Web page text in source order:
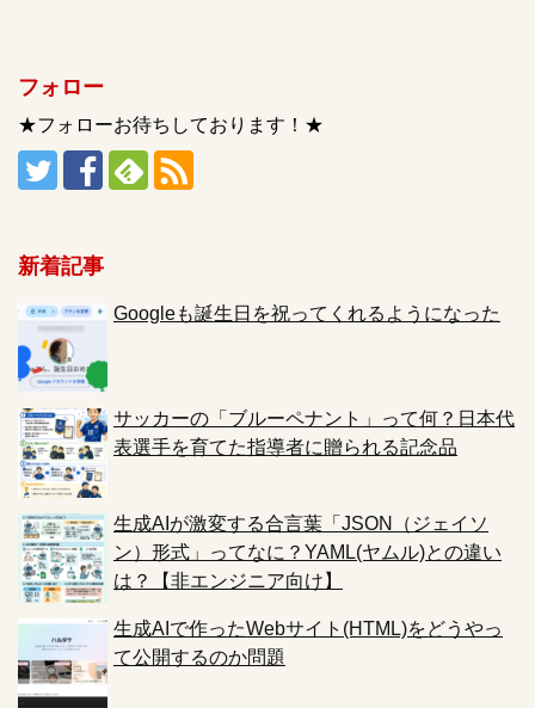
フォロー
★フォローお待ちしております！★
新着記事
Googleも誕生日を祝ってくれるようになった
サッカーの「ブルーペナント」って何？日本代
表選手を育てた指導者に贈られる記念品
生成AIが激変する合言葉「JSON（ジェイソ
ン）形式」ってなに？YAML(ヤムル)との違い
は？【非エンジニア向け】
生成AIで作ったWebサイト(HTML)をどうやっ
て公開するのか問題